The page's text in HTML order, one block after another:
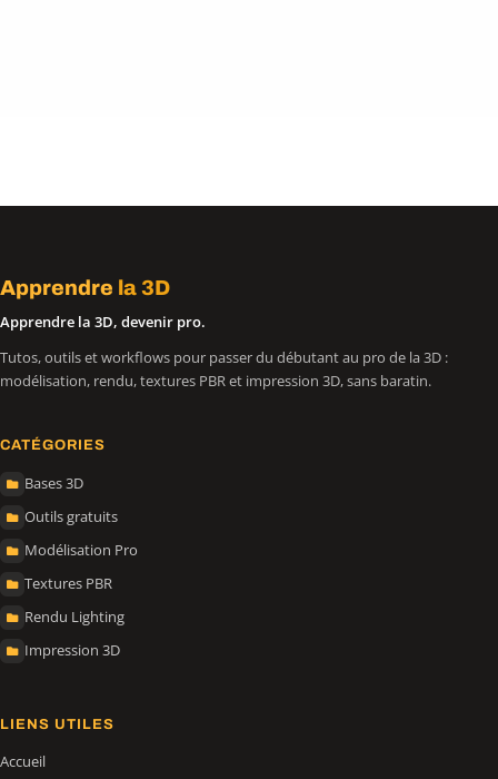
Apprendre la 3D
Apprendre la 3D, devenir pro.
Tutos, outils et workflows pour passer du débutant au pro de la 3D :
modélisation, rendu, textures PBR et impression 3D, sans baratin.
CATÉGORIES
Bases 3D
Outils gratuits
Modélisation Pro
Textures PBR
Rendu Lighting
Impression 3D
LIENS UTILES
Accueil